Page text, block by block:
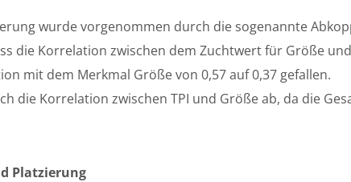
wurde vorgenommen durch die sogenannte
die Korrelation zwischen dem Zuchtwert für Größe
mit dem Merkmal Größe von 0,57 auf 0,37 gefallen.
die Korrelation zwischen TPI und Größe ab, da die
Platzierung